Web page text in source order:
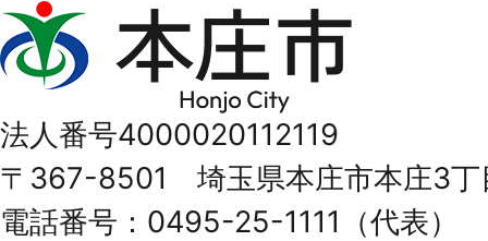
本
庄
Honjo
City
法人番号4000020112119
〒367-8501 埼玉県本庄市本庄3丁
電話番号：0495-25-1111（代表）